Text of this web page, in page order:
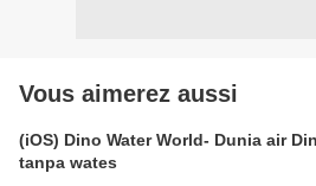
Vous aimerez aussi
(iOS) Dino Water World- Dunia air
tanpa wates